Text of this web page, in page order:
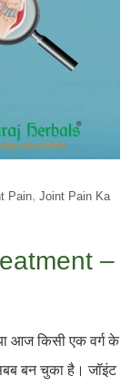
Pain, Joint Pain Ka
–
आज किसी एक वर्ग के
बन चुका है। जॉइंट